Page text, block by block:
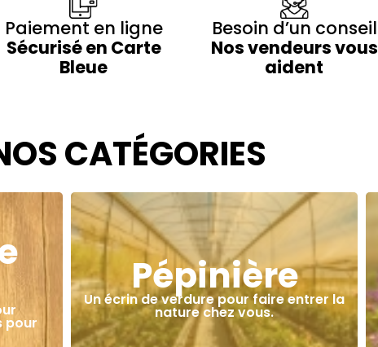
Paiement en ligne
Sécurisé en Carte
Bleue
Besoin d’un conseil
Nos vendeurs vous
aident
CATÉGORIES
pour
Pépinière
Un écrin de verdure pour faire entrer la
nature chez vous.